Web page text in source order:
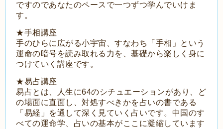
ですのであなたのペースで一つずつ学んでいけま
す。
★手相講座
手のひらに広がる小宇宙、すなわち「手相」という
運命の暗号を読み取れる力を、基礎から楽しく身に
つけていく講座です。
★易占講座
易占とは、人生に64のシチュエーションがあり、ど
の場面に直面し、対処すべきかを占いの書である
「易経」を通して深く見ていく占いです。中国のす
べての運命学、占いの基本がここに凝縮しています